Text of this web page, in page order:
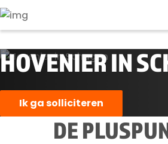
HOVENIER IN
Ik ga solliciteren
DE